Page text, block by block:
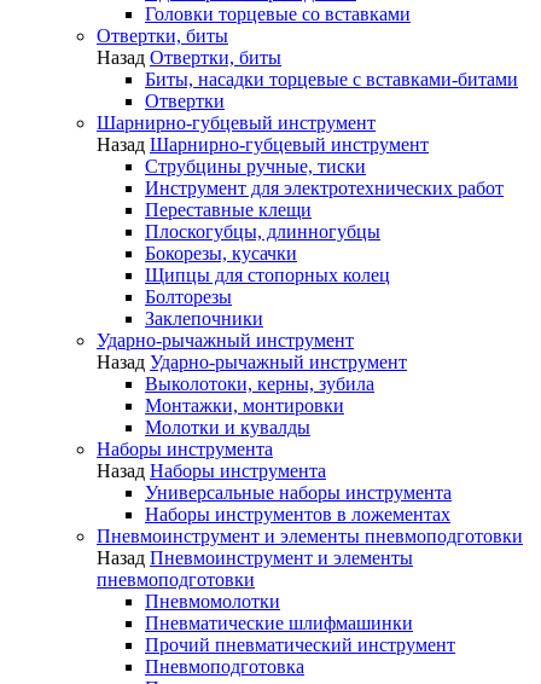
Головки торцевые со вставками
Отвертки, биты
Назад Отвертки, биты
Биты, насадки торцевые с вставками-битами
Отвертки
Шарнирно-губцевый инструмент
Назад Шарнирно-губцевый инструмент
Струбцины ручные, тиски
Инструмент для электротехнических работ
Переставные клещи
Плоскогубцы, длинногубцы
Бокорезы, кусачки
Щипцы для стопорных колец
Болторезы
Заклепочники
Ударно-рычажный инструмент
Назад Ударно-рычажный инструмент
Выколотоки, керны, зубила
Монтажки, монтировки
Молотки и кувалды
Наборы инструмента
Назад Наборы инструмента
Универсальные наборы инструмента
Наборы инструментов в ложементах
Пневмоинструмент и элементы пневмоподготовки
Назад Пневмоинструмент и элементы
пневмоподготовки
Пневмомолотки
Пневматические шлифмашинки
Прочий пневматический инструмент
Пневмоподготовка